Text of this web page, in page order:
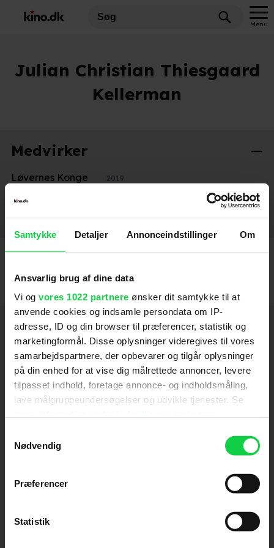
Samtykke Detaljer Annonceindstillinger Om
Ansvarlig brug af dine data
Vi og vores 1022 partnere ønsker dit samtykke til at
anvende cookies og indsamle persondata om IP-
adresse, ID og din browser til præferencer, statistik og
marketingformål. Disse oplysninger videregives til vores
samarbejdspartnere, der opbevarer og tilgår oplysninger
på din enhed for at vise dig målrettede annoncer, levere
tilpasset indhold, foretage annonce- og indholdsmåling,
lave målgruppeundersøgelser og udvikle tjenester. Se
tilbage eller ændre indstillinger fra vores
"Cookiedeklaration", eller ved at trykke på "Privacy
Indsamle præcise oplysninger om din placering,
Nødvendig
Præferencer
Statistik
Menu
Julian Christian Thiesgaard
Kellerman
Medvirker
Løvernes Konge 2019
Stemmer
Hold dig opdateret
Send
Ved tilmelding accepterer jeg samtidig